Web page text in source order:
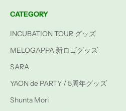
CATEGORY
INCUBATION TOUR グッズ
MELOGAPPA 新ロゴグッズ
SARA
YAON de PARTY / 5周年グッズ
Shunta Mori